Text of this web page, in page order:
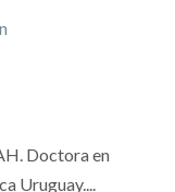
Doctora en
Uruguay....